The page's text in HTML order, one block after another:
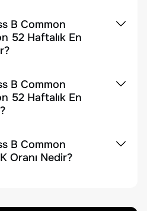
B Common
52 Haftalık En
B Common
52 Haftalık En
B Common
Oranı Nedir?